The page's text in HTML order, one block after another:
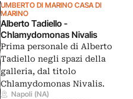
UMBERTO DI MARINO CASA DI
MARINO
Alberto Tadiello -
Chlamydomonas Nivalis
Prima personale di Alberto
Tadiello negli spazi della
galleria, dal titolo
Chlamydomonas Nivalis.
Napoli (NA)